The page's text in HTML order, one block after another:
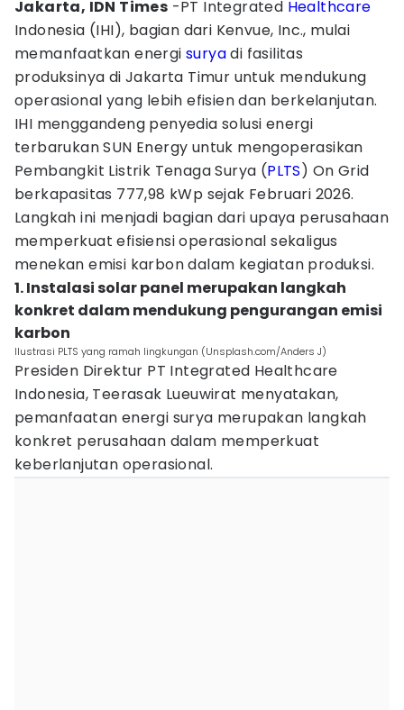
Jakarta, IDN Times -PT Integrated Healthcare
Indonesia (IHI), bagian dari Kenvue, Inc., mulai
memanfaatkan energi suryadi fasilitas
produksinya di Jakarta Timur untuk mendukung
operasional yang lebih efisien dan berkelanjutan.
IHI menggandeng penyedia solusi energi
terbarukan SUN Energy untuk mengoperasikan
Pembangkit Listrik Tenaga Surya (PLTS) On Grid
berkapasitas 777,98 kWp sejak Februari 2026.
Langkah ini menjadi bagian dari upaya perusahaan
memperkuat efisiensi operasional sekaligus
menekan emisi karbon dalam kegiatan produksi.
1. Instalasi solar panel merupakan langkah
konkret dalam mendukung pengurangan emisi
karbon
Ilustrasi PLTS yang ramah lingkungan (Unsplash.com/Anders J)
Presiden Direktur PT Integrated Healthcare
Indonesia, Teerasak Lueuwirat menyatakan,
pemanfaatan energi surya merupakan langkah
konkret perusahaan dalam memperkuat
keberlanjutan operasional.